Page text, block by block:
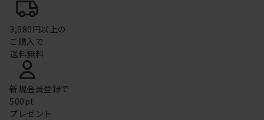
3,980円以上の
ご購入で
送料無料
新規会員登録で
500pt
プレゼント